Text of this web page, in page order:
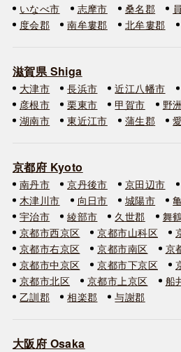
いなべ市
志摩市 桑名郡
度会郡
南牟婁郡 北牟婁郡
滋賀県 Shiga
大津市 長浜市 近江八幡市
彦根市
栗東市 甲賀市 野
湖南市
東近江市 蒲生郡
京都府 Kyoto
南丹市 京丹後市 京田辺市
木津川市
向日市 城陽市
宇治市
綾部市 久世郡 舞
京都市西京区
京都市山科区
京都市右京区
京都市南区
京
京都市中京区
京都市下京区
京都市北区
京都市上京区 船
乙訓郡
相楽郡 与謝郡
大阪府 Osaka